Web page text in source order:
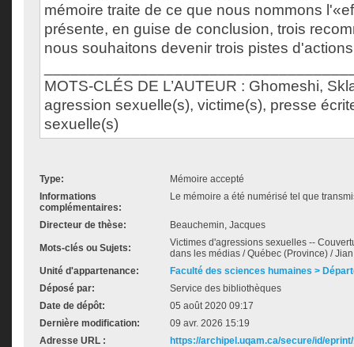
mémoire traite de ce que nous nommons
présente, en guise de conclusion, trois
nous souhaitons devenir trois pistes
MOTS-CLÉS DE L’AUTEUR : Ghomeshi,
agression sexuelle(s), victime(s), presse
sexuelle(s)
Type:
Mémoire accepté
Informations
complémentaires:
Le mémoire a été numérisé tel que
Directeur de thèse: Beauchemin, Jacques
Mots-clés ou Sujets:
Victimes d'agressions sexuelles --
dans les médias / Québec (Province) /
Unité d'appartenance:
Faculté des sciences humaines >
Déposé par:
Service des bibliothèques
Date de dépôt:
05 août 2020 09:17
Dernière modification:
09 avr. 2026 15:19
Adresse URL :
https://archipel.uqam.ca/secure/id/